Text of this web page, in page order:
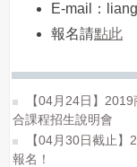
E-mail：
報名請點此
【04月24日】
合課程招生說明會
【04月30日截止】
報名！